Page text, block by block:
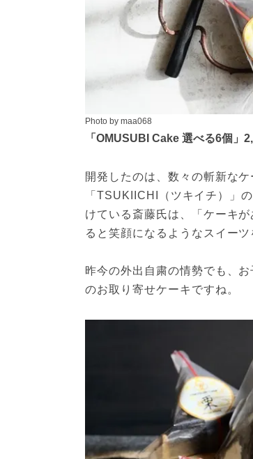
Photo by maa068
「OMUSUBI Cake 選べる6個」
開発したのは、数々の斬新な
「TSUKIICHI（ツキイチ）」
けている斎藤氏は、「ケーキ
ると笑顔になるようなスイー
昨今の外出自粛の情勢でも、
のお取り寄せケーキですね。